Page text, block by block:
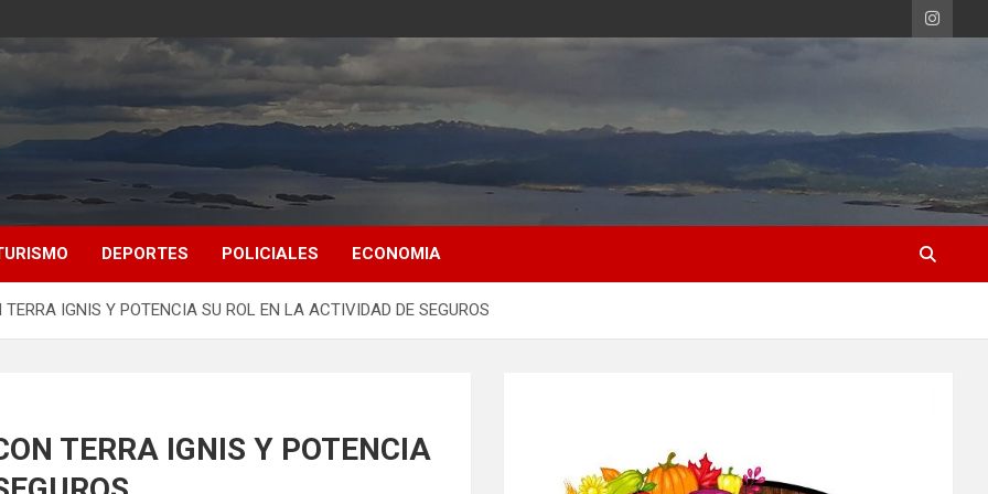
DEPORTES POLICIALES ECONOMIA
IGNIS Y POTENCIA SU ROL EN LA ACTIVIDAD DE SEGUROS
TERRA IGNIS Y POTENCIA